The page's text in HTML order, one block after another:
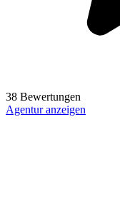
38 Bewertungen
Agentur anzeigen